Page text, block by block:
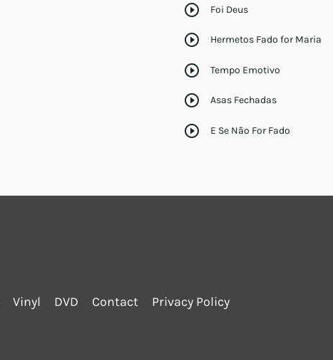
play_circle_outline Foi Deus
play_circle_outline Hermetos Fado for Maria
play_circle_outline Tempo Emotivo
play_circle_outline Asas Fechadas
play_circle_outline E Se Não For Fado
Vinyl DVD Contact Privacy Policy